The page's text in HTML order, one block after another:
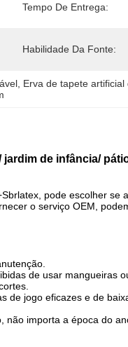
Tempo De Entrega:
Habilidade Da Fonte:
Erva de tapete artificial
de infância/
pode escolher se
o serviço OEM,
de usar mangueiras
de jogo eficazes e de
não importa a época do